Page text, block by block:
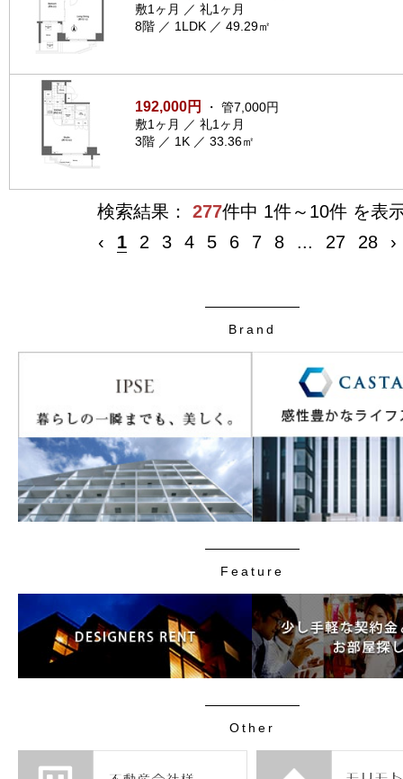
敷1ヶ月 ／ 礼1ヶ月
8階 ／ 1LDK ／ 49.29㎡
192,000円
・ 管7,000円
敷1ヶ月 ／ 礼1ヶ月
3階 ／ 1K ／ 33.36㎡
検索結果： 277件中 1件～10件 を表
‹
1 2 3 4 5 6 7 8 ... 27 28 ›
Brand
Feature
Other